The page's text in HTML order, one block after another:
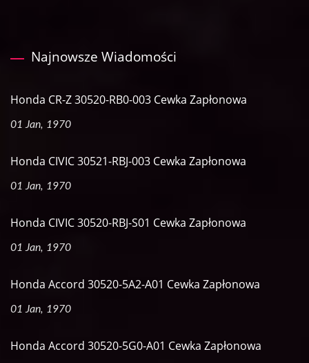
Najnowsze Wiadomości
Honda CR-Z 30520-RB0-003 Cewka Zapłonowa
01 Jan, 1970
Honda CIVIC 30521-RBJ-003 Cewka Zapłonowa
01 Jan, 1970
Honda CIVIC 30520-RBJ-S01 Cewka Zapłonowa
01 Jan, 1970
Honda Accord 30520-5A2-A01 Cewka Zapłonowa
01 Jan, 1970
Honda Accord 30520-5G0-A01 Cewka Zapłonowa